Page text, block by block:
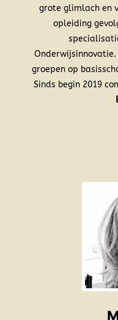
grote glimlach en
opleiding
Onderwijsinnovatie.
groepen op
Sinds begin 2019